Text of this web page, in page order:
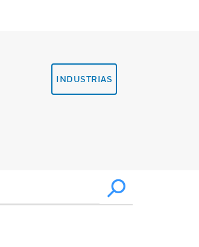
INDUSTRIAS